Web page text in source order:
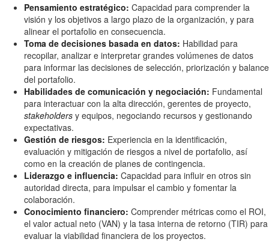
Pensamiento estratégico: Capacidad para comprender la
visión y los objetivos a largo plazo de la organización, y para
alinear el portafolio en consecuencia.
Toma de decisiones basada en datos: Habilidad para
recopilar, analizar e interpretar grandes volúmenes de datos
para informar las decisiones de selección, priorización y balance
del portafolio.
Habilidades de comunicación y negociación: Fundamental
para interactuar con la alta dirección, gerentes de proyecto,
stakeholders y equipos, negociando recursos y gestionando
expectativas.
Gestión de riesgos: Experiencia en la identificación,
evaluación y mitigación de riesgos a nivel de portafolio, así
como en la creación de planes de contingencia.
Liderazgo e influencia: Capacidad para influir en otros sin
autoridad directa, para impulsar el cambio y fomentar la
colaboración.
Conocimiento financiero: Comprender métricas como el ROI,
el valor actual neto (VAN) y la tasa interna de retorno (TIR) para
evaluar la viabilidad financiera de los proyectos.